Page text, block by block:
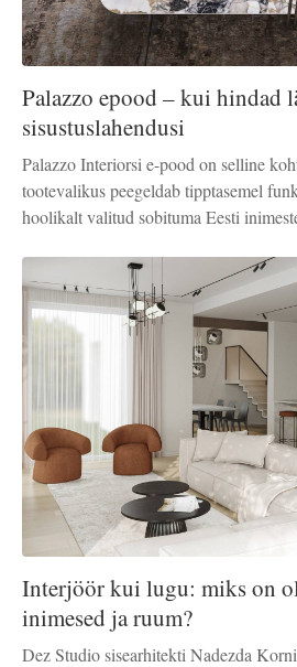
Palazzo epood – kui hindad
sisustuslahendusi
Palazzo Interiorsi e-pood on selline
tootevalikus peegeldab tipptasemel
hoolikalt valitud sobituma Eesti
Interjöör kui lugu: miks on
inimesed ja ruum?
Dez Studio sisearhitekti Nadezda